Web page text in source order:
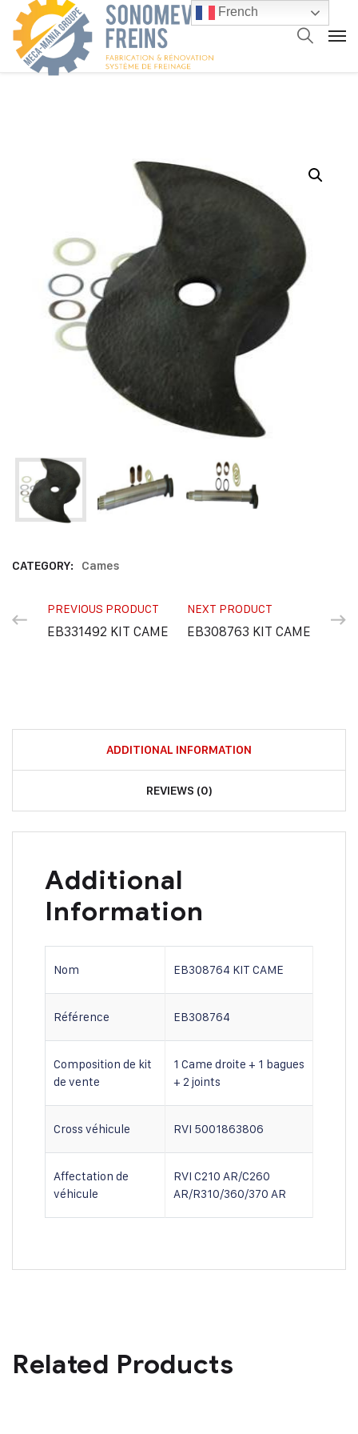
CATEGORY: Cames
PREVIOUS PRODUCT
EB331492 KIT CAME
NEXT PRODUCT
EB308763 KIT CAME
ADDITIONAL INFORMATION
REVIEWS (0)
Additional
Information
Nom EB308764 KIT CAME
Référence EB308764
Composition de kit
de vente
1 Came droite + 1 bagues
+ 2 joints
Cross véhicule RVI 5001863806
Affectation de
véhicule
RVI C210 AR/C260
AR/R310/360/370 AR
Related Products
French